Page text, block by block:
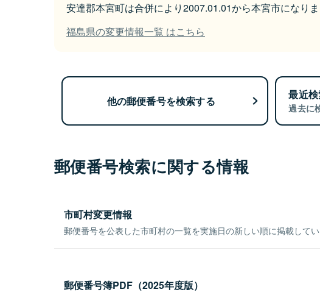
安達郡本宮町は合併により2007.01.01から本宮市になり
福島県の変更情報一覧 はこちら
他の郵便番号を検索する 最近
過去に
郵便番号検索に関する情報
市町村変更情報
郵便番号を公表した市町村の一覧を実施日の新しい順に掲載してい
郵便番号簿PDF（2025年度版）